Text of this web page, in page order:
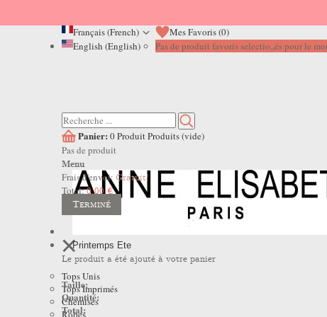
Français (French)
English (English)
Mes Favoris (0)
Pas de produit favoris selectio,,és pour le
Panier: 0ProduitProduits(vide)
Pas de produit
Frais d'envoi: Gratuit!
Total:0,00 €
Terminé
Le produit a été ajouté à votre panier
Taille:
Quantité:
Total:
Menu
Printemps Ete
Tops Unis
Tops Imprimés
Chemises
Robes